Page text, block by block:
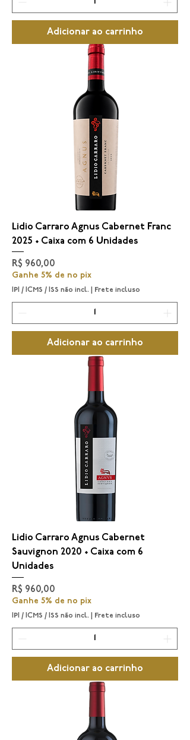
Adicionar ao carrinho
Lidio Carraro Agnus Cabernet Franc
2025 • Caixa com 6 Unidades
Preço
R$ 960,00
Ganhe 5% de no pix
IPI / ICMS / ISS não incl. Frete incluso
Adicionar ao carrinho
Lidio Carraro Agnus Cabernet
Sauvignon 2020 • Caixa com 6
Unidades
Preço
R$ 960,00
Ganhe 5% de no pix
IPI / ICMS / ISS não incl. Frete incluso
Adicionar ao carrinho